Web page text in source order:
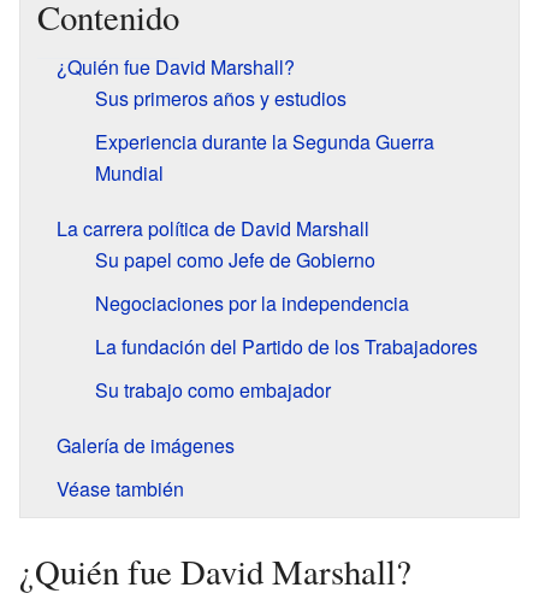
Contenido
¿Quién fue David Marshall?
Sus primeros años y estudios
Experiencia durante la Segunda Guerra
Mundial
La carrera política de David Marshall
Su papel como Jefe de Gobierno
Negociaciones por la independencia
La fundación del Partido de los Trabajadores
Su trabajo como embajador
Galería de imágenes
Véase también
¿Quién fue David Marshall?